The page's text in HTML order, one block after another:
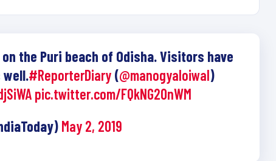
the Puri beach of Odisha. Visitors have
well.#ReporterDiary (@manogyaloiwal)
pic.twitter.com/FQkNG20nWM
May 2, 2019